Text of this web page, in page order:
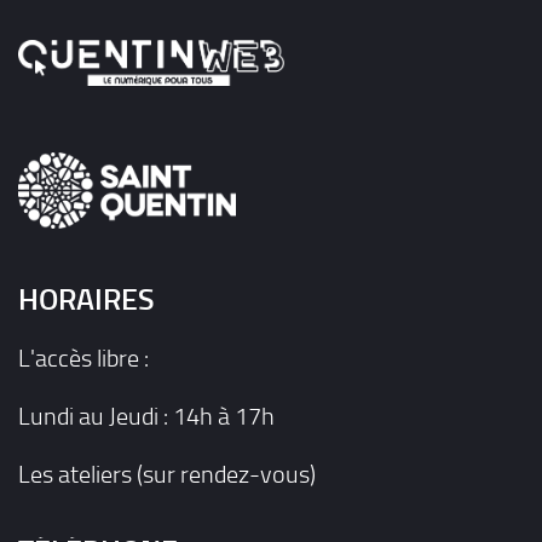
HORAIRES
L'accès libre :
Lundi au Jeudi : 14h à 17h
Les ateliers (sur rendez-vous)